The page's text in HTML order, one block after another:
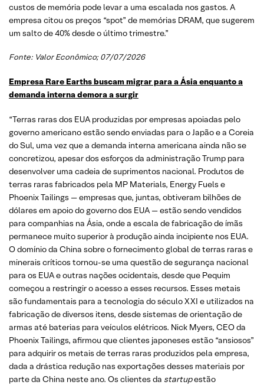
custos de memória pode levar a uma escalada nos gastos. A
empresa citou os preços “spot” de memórias DRAM, que sugerem
um salto de 40% desde o último trimestre.”
Fonte: Valor Econômico; 07/07/2026
Empresa Rare Earths buscam migrar para a Ásia enquanto a
demanda interna demora a surgir
“Terras raras dos EUA produzidas por empresas apoiadas pelo
governo americano estão sendo enviadas para o Japão e a Coreia
do Sul, uma vez que a demanda interna americana ainda não se
concretizou, apesar dos esforços da administração Trump para
desenvolver uma cadeia de suprimentos nacional. Produtos de
terras raras fabricados pela MP Materials, Energy Fuels e
Phoenix Tailings — empresas que, juntas, obtiveram bilhões de
dólares em apoio do governo dos EUA — estão sendo vendidos
para companhias na Ásia, onde a escala de fabricação de ímãs
permanece muito superior à produção ainda incipiente nos EUA.
O domínio da China sobre o fornecimento global de terras raras e
minerais críticos tornou-se uma questão de segurança nacional
para os EUA e outras nações ocidentais, desde que Pequim
começou a restringir o acesso a esses recursos. Esses metais
são fundamentais para a tecnologia do século XXI e utilizados na
fabricação de diversos itens, desde sistemas de orientação de
armas até baterias para veículos elétricos. Nick Myers, CEO da
Phoenix Tailings, afirmou que clientes japoneses estão “ansiosos”
para adquirir os metais de terras raras produzidos pela empresa,
dada a drástica redução nas exportações desses materiais por
parte da China neste ano. Os clientes da startupestão